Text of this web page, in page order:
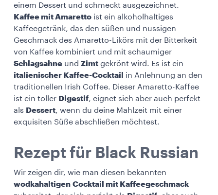
einem Dessert und schmeckt ausgezeichnet.
Kaffee mit Amaretto ist ein alkoholhaltiges
Kaffeegetränk, das den süßen und nussigen
Geschmack des Amaretto-Likörs mit der Bitterkeit
von Kaffee kombiniert und mit schaumiger
Schlagsahne und Zimt gekrönt wird. Es ist ein
italienischer Kaffee-Cocktail
in Anlehnung an den
traditionellen Irish Coffee. Dieser Amaretto-Kaffee
ist ein toller Digestif, eignet sich aber auch perfekt
als Dessert, wenn du deine Mahlzeit mit einer
exquisiten Süße abschließen möchtest.
Rezept für Black Russian
Wir zeigen dir, wie man diesen bekannten
wodkahaltigen Cocktail mit Kaffeegeschmack